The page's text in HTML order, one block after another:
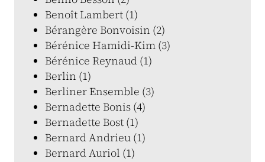
Benoît Lambert (1)
Bérangère Bonvoisin (2)
Bérénice Hamidi-Kim (3)
Bérénice Reynaud (1)
Berlin (1)
Berliner Ensemble (3)
Bernadette Bonis (4)
Bernadette Bost (1)
Bernard Andrieu (1)
Bernard Auriol (1)